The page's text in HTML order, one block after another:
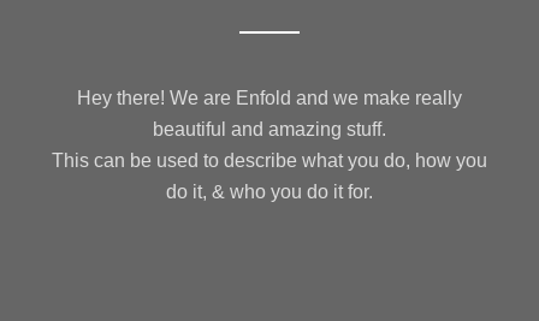
Hey there! We are Enfold and we make really
beautiful and amazing stuff.
This can be used to describe what you do, how you
do it, & who you do it for.